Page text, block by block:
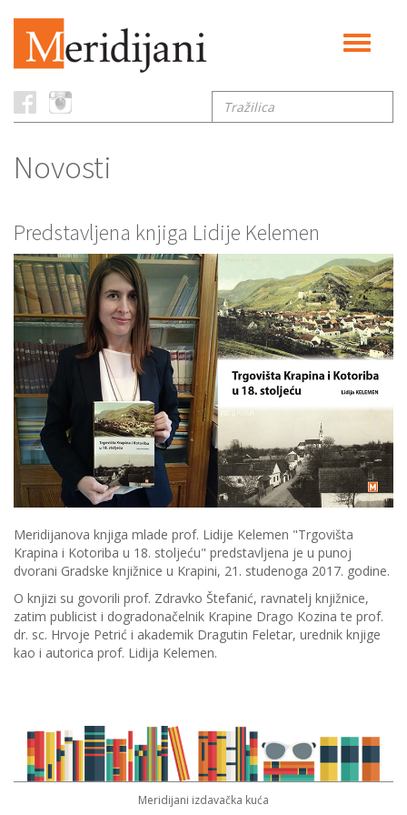
Toggle
Tražilica
Novosti
Predstavljena knjiga Lidije Kelemen
Meridijanova knjiga mlade prof. Lidije Kelemen "Trgovišta
Krapina i Kotoriba u 18. stoljeću" predstavljena je u punoj
dvorani Gradske knjižnice u Krapini, 21. studenoga 2017. godine.
O knjizi su govorili prof. Zdravko Štefanić, ravnatelj knjižnice,
zatim publicist i dogradonačelnik Krapine Drago Kozina te prof.
dr. sc. Hrvoje Petrić i akademik Dragutin Feletar, urednik knjige
kao i autorica prof. Lidija Kelemen.
Meridijani izdavačka kuća